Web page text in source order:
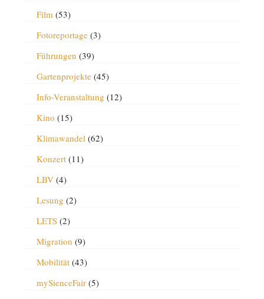
Film (53)
Fotoreportage(3)
Führungen (39)
Gartenprojekte(45)
Info-Veranstaltung (12)
Kino (15)
Klimawandel (62)
Konzert(11)
LBV(4)
Lesung (2)
LETS(2)
Migration (9)
Mobilität(43)
mySienceFair(5)